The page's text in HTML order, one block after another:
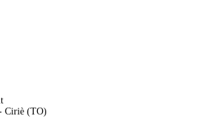
Ciriè (TO)